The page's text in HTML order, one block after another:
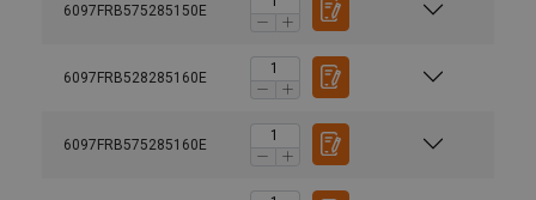
6097FRB575285150E
6097FRB528285160E
6097FRB575285160E